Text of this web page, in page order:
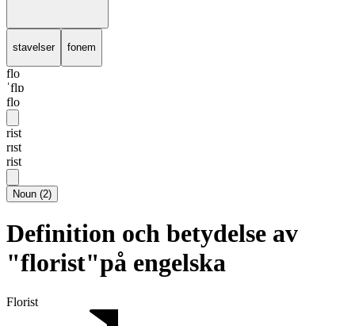
stavelser fonem
flo
ˈflɒ
flo
rist
rɪst
rist
Noun (2)
Definition och betydelse av
"florist"på engelska
Florist